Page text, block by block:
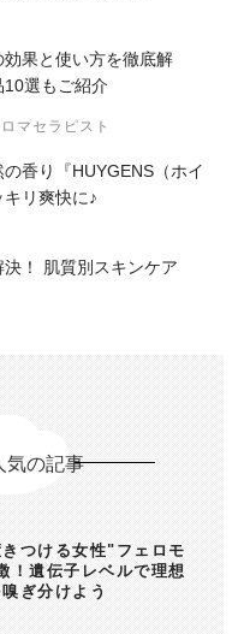
果と使い方を徹底解
選もご紹介
マセラピスト
香り『HUYGENS（ホイ
リ爽快に♪
！ 肌質別スキンケア
気の記事
つける女性"フェロモ
！遺伝子レベルで理想
ぎ分けよう